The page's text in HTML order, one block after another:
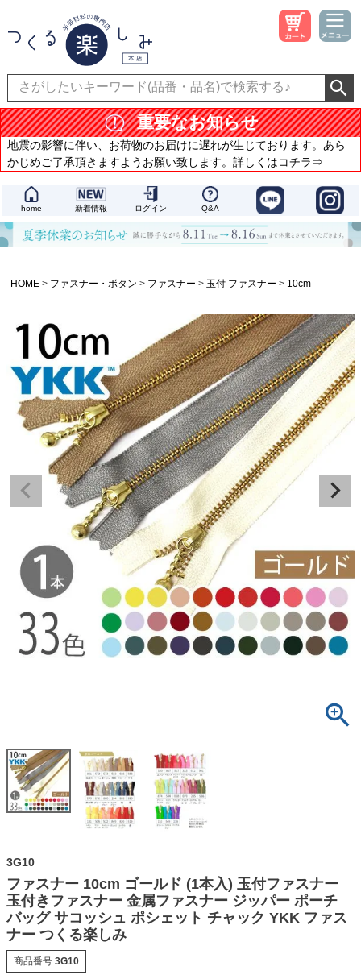
重要なお知らせ
地震の影響に伴い、お荷物のお届けに遅れが生じております。あら
かじめご了承頂きますようお願い致します。詳しくはコチラ⇒
home 新着情報 ログイン Q&A
HOME ファスナー・ボタン ファスナー 玉付 ファスナー 10cm
3G10
ファスナー 10cm ゴールド (1本入) 玉付ファスナー
玉付きファスナー 金属ファスナー ジッパー ポーチ
バッグ サコッシュ ポシェット チャック YKK ファス
ナー つくる楽しみ
商品番号 3G10